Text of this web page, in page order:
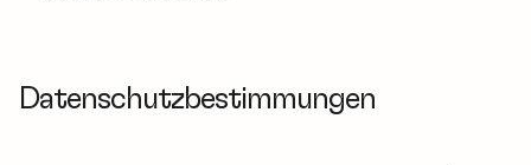
Datenschutzbestimmungen